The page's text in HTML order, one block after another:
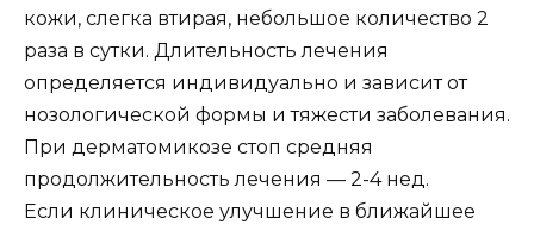
кожи, слегка втирая, небольшое количество 2
раза в сутки. Длительность лечения
определяется индивидуально и зависит от
нозологической формы и тяжести заболевания.
При дерматомикозе стоп средняя
продолжительность лечения — 2-4 нед.
Если клиническое улучшение в ближайшее